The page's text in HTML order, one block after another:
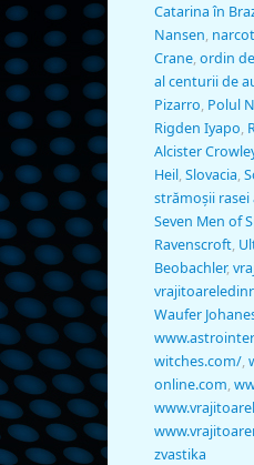
Catarina în
Nansen,
Crane,ordin
al centurii de
Pizarro, Polul
Rigden Iyapo,
Alcister
Heil,Slovacia,
strămoşii rasei
Seven Men of
Ravenscroft,
Beobachler,
Waufer
witches.com/,
online.com,
zvastika